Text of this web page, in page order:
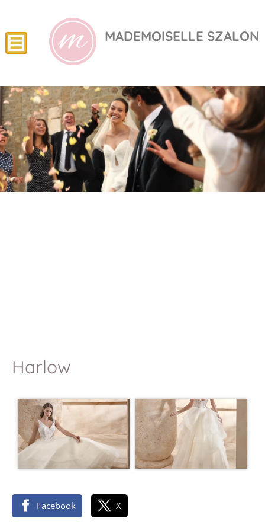
MADEMOISELLE SZALON
Harlow
Facebook X